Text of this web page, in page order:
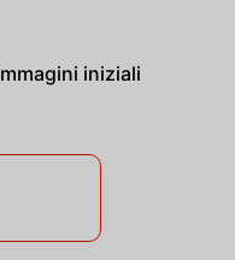
iniziali